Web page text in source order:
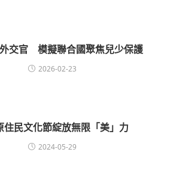
交官 模擬聯合國聚焦兒少保護
2026-02-23
住民文化節綻放無限「美」力
2024-05-29